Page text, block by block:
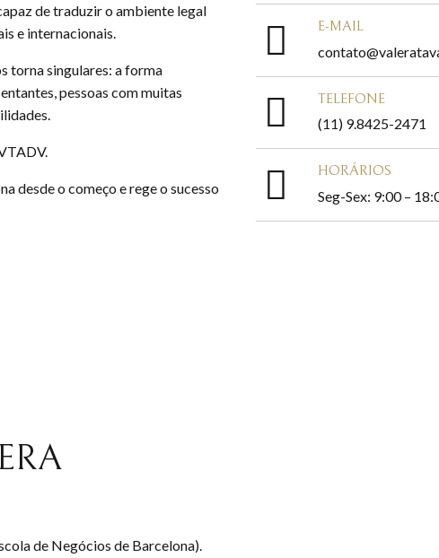
de traduzir o ambiente legal
e internacionais.
torna singulares: a forma
pessoas com muitas
desde o começo e rege o sucesso
E-MAIL
TELEFONE
(11) 9.8425-2471
HORÁRIOS
Seg-Sex: 9:00 –
de Negócios de Barcelona).